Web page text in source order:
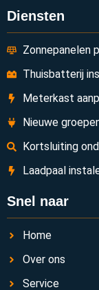
Diensten
Zonnepanelen
Thuisbatterij
Meterkast
Nieuwe
Kortsluiting
Laadpaal
Snel naar
Home
Over ons
Service